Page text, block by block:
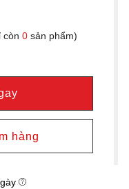
còn0 sản phẩm)
hàng